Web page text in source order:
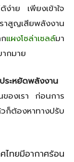
ง่าย เพียงเข้าใจ
าสูญเสียพลังงาน
แผงโซล่าเซลล์มา
กมาย
ระหยัดพลังงาน
ของเรา ก่อนการ
ต้องหาทางปรับ
ยมีอากาศร้อน